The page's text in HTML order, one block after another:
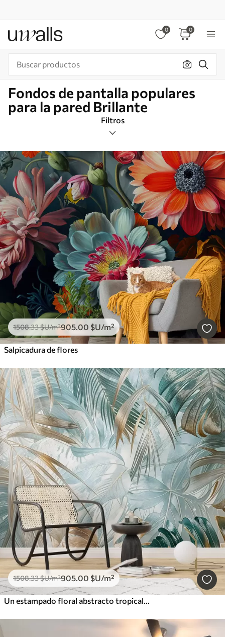
0 0
Fondos de pantalla populares
para la pared Brillante
Filtros
Etiquetas
Formato de imagen
Brillante
Inteligente
Borrar todos los filtros
1508.33$U/m²905.00 $U/m²
Salpicadura de flores
1508.33$U/m²905.00 $U/m²
Un estampado floral abstracto tropical con grandes hojas de palmera en tonos azules y beige crea un ambiente exuberante